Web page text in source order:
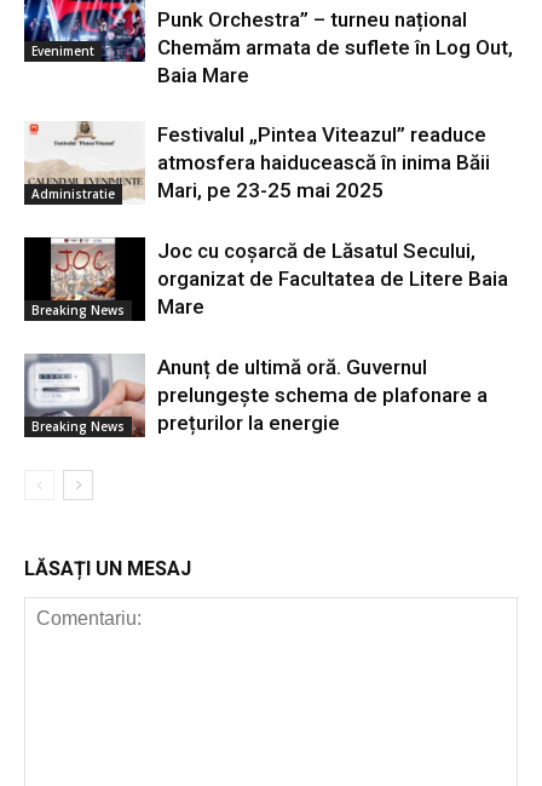
Eveniment
Punk Orchestra” – turneu național
Chemăm armata de suflete în Log Out,
Baia Mare
Administratie
Festivalul „Pintea Viteazul” readuce
atmosfera haiducească în inima Băii
Mari, pe 23-25 mai 2025
Breaking News
Joc cu coșarcă de Lăsatul Secului,
organizat de Facultatea de Litere Baia
Mare
Breaking News
Anunț de ultimă oră. Guvernul
prelungește schema de plafonare a
prețurilor la energie
LĂSAȚI UN MESAJ